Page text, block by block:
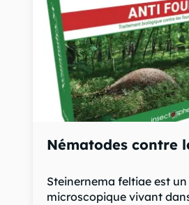
Nématodes contre
Steinernema feltiae est un
microscopique vivant